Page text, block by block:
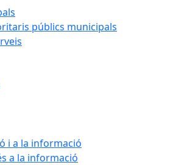
públics municipals
i a la informació
a la informació